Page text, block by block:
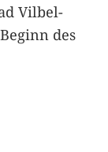
Vilbel-
des